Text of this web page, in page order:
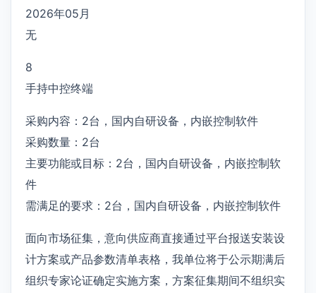
2026年05月
无
8
手持中控终端
采购内容：2台，国内自研设备，内嵌控制软件
采购数量：2台
主要功能或目标：2台，国内自研设备，内嵌控制软
件
需满足的要求：2台，国内自研设备，内嵌控制软件
面向市场征集，意向供应商直接通过平台报送安装设
计方案或产品参数清单表格，我单位将于公示期满后
组织专家论证确定实施方案，方案征集期间不组织实